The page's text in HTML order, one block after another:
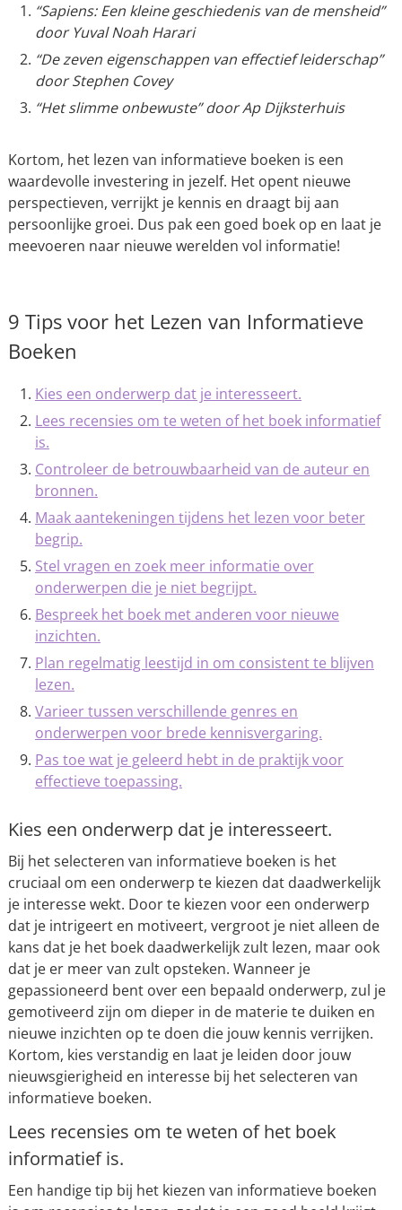
“Sapiens: Een kleine geschiedenis van de mensheid”
door Yuval Noah Harari
“De zeven eigenschappen van effectief leiderschap”
door Stephen Covey
“Het slimme onbewuste” door Ap Dijksterhuis
Kortom, het lezen van informatieve boeken is een
waardevolle investering in jezelf. Het opent nieuwe
perspectieven, verrijkt je kennis en draagt bij aan
persoonlijke groei. Dus pak een goed boek op en laat je
meevoeren naar nieuwe werelden vol informatie!
9 Tips voor het Lezen van Informatieve
Boeken
Kies een onderwerp dat je interesseert.
Lees recensies om te weten of het boek informatief
is.
Controleer de betrouwbaarheid van de auteur en
bronnen.
Maak aantekeningen tijdens het lezen voor beter
begrip.
Stel vragen en zoek meer informatie over
onderwerpen die je niet begrijpt.
Bespreek het boek met anderen voor nieuwe
inzichten.
Plan regelmatig leestijd in om consistent te blijven
lezen.
Varieer tussen verschillende genres en
onderwerpen voor brede kennisvergaring.
Pas toe wat je geleerd hebt in de praktijk voor
effectieve toepassing.
Kies een onderwerp dat je interesseert.
Bij het selecteren van informatieve boeken is het
cruciaal om een onderwerp te kiezen dat daadwerkelijk
je interesse wekt. Door te kiezen voor een onderwerp
dat je intrigeert en motiveert, vergroot je niet alleen de
kans dat je het boek daadwerkelijk zult lezen, maar ook
dat je er meer van zult opsteken. Wanneer je
gepassioneerd bent over een bepaald onderwerp, zul je
gemotiveerd zijn om dieper in de materie te duiken en
nieuwe inzichten op te doen die jouw kennis verrijken.
Kortom, kies verstandig en laat je leiden door jouw
nieuwsgierigheid en interesse bij het selecteren van
informatieve boeken.
Lees recensies om te weten of het boek
informatief is.
Een handige tip bij het kiezen van informatieve boeken